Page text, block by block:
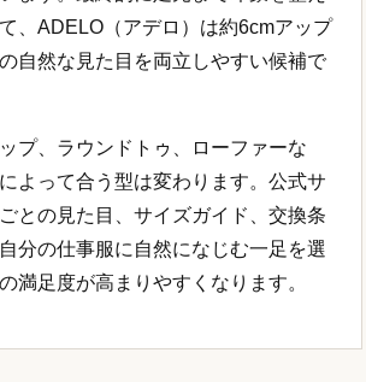
、ADELO（アデロ）は約6cmアップ
自然な見た目を両立しやすい候補で
プ、ラウンドトゥ、ローファーな
よって合う型は変わります。公式サ
との見た目、サイズガイド、交換条
分の仕事服に自然になじむ一足を選
満足度が高まりやすくなります。